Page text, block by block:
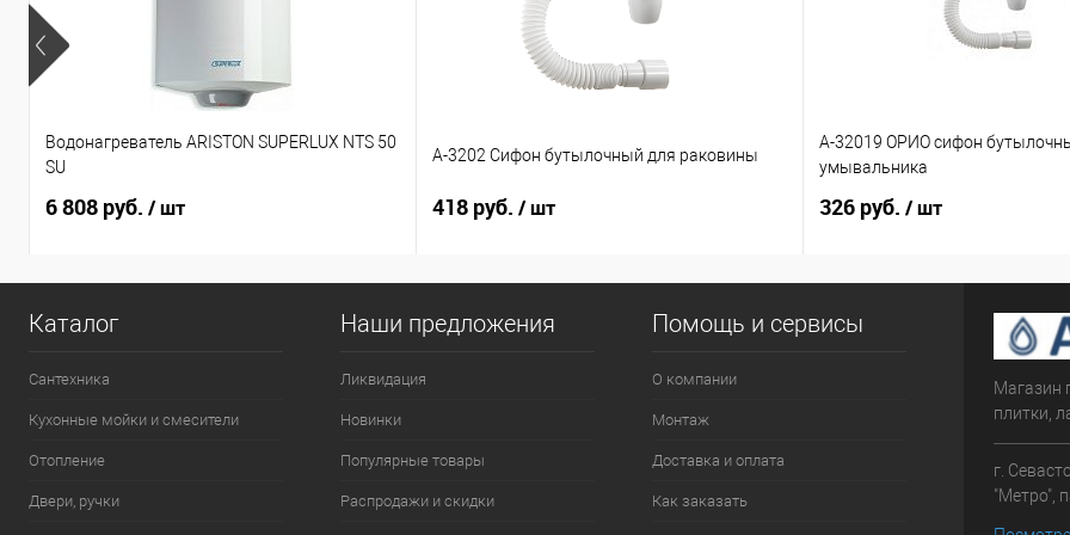
Водонагреватель ARISTON SUPERLUX NTS 50
SU
6 808 руб. / шт
А-3202 Сифон бутылочный для раковины
418 руб. / шт
А-32019 ОРИО сифон
умывальника
326 руб. / шт
Каталог
Сантехника
Кухонные мойки и смесители
Отопление
Двери, ручки
Наши предложения
Ликвидация
Новинки
Популярные товары
Распродажи и скидки
Помощь и сервисы
О компании
Монтаж
Доставка и оплата
Как заказать
Магазин
плитки,
г.
"Метро",